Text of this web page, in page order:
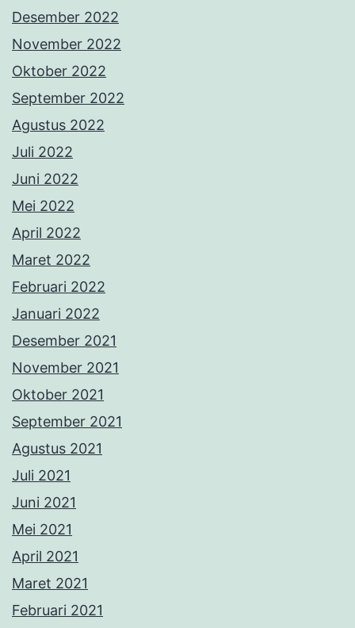
Desember 2022
November 2022
Oktober 2022
September 2022
Agustus 2022
Juli 2022
Juni 2022
Mei 2022
April 2022
Maret 2022
Februari 2022
Januari 2022
Desember 2021
November 2021
Oktober 2021
September 2021
Agustus 2021
Juli 2021
Juni 2021
Mei 2021
April 2021
Maret 2021
Februari 2021